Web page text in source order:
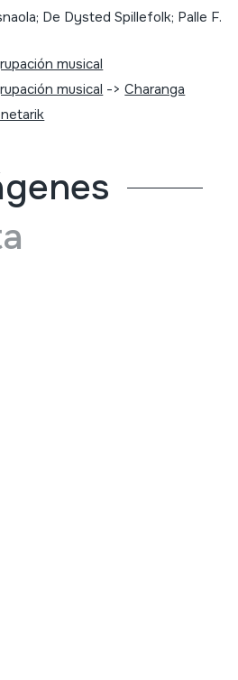
De Dysted Spillefolk; Palle F.
musical
musical ->Charanga